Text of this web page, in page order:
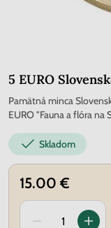
5 EURO
Pamätná minca
EURO "Fauna a flóra na
Skladom
15.00 €